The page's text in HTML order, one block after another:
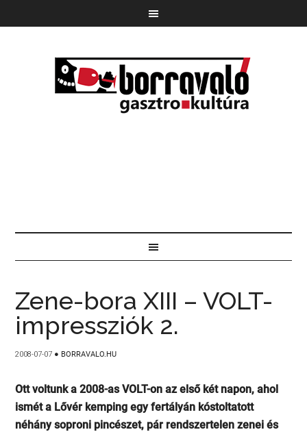
Zene-bora XIII – VOLT-
impressziók 2.
2008-07-07 ● BORRAVALO.HU
Ott voltunk a 2008-as VOLT-on az első két napon, ahol
ismét a Lővér kemping egy fertályán kóstoltatott
néhány soproni pincészet, pár rendszertelen zenei és